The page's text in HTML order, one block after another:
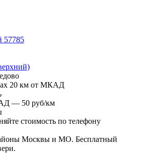
57785
20 км от МКАД
— 50 руб/км
стоимость по телефону
Москвы и МО. Бесплатный